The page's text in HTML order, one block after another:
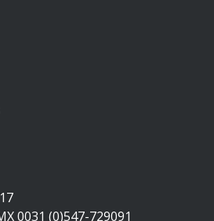
0031 (0)547-729091